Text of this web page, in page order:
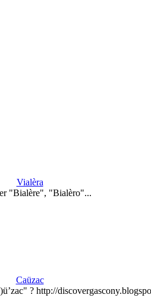
Vialèra
"Bialère", "Bialèro"...
Caüzac
? http://